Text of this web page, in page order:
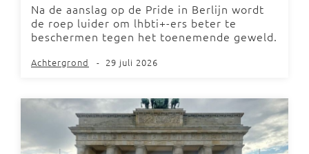
Na de aanslag op de Pride in Berlijn wordt
de roep luider om lhbti+-ers beter te
beschermen tegen het toenemende geweld.
Achtergrond - 29 juli 2026